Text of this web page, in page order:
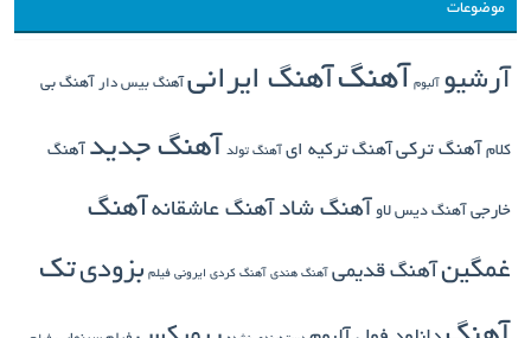
موضوعات
آرشیو آلبوم آهنگ آهنگ ایرانی آهنگ بیس دار آهنگ بی
کلام آهنگ ترکی آهنگ ترکیه ای آهنگ تولد آهنگ جدید آهنگ
خارجی آهنگ دیس لاو آهنگ شاد آهنگ عاشقانه آهنگ
غمگین آهنگ قدیمی آهنگ هندی آهنگ کردی ایرونی فیلم بزودیتک